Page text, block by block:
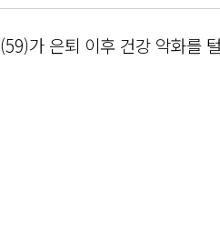
가 은퇴 이후 건강 악화를